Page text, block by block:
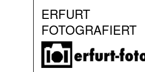
ERFURT
FOTOGRAFIERT